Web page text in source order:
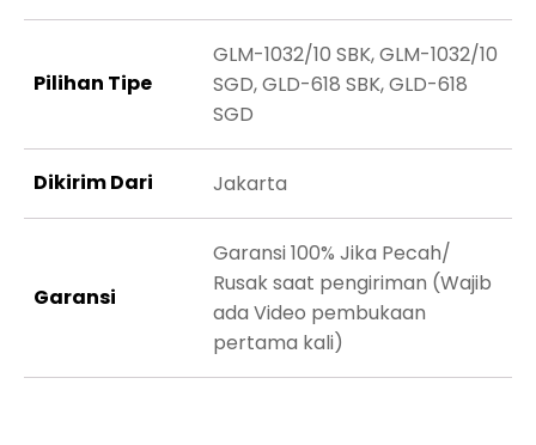
Pilihan Tipe
GLM-1032/10 SBK, GLM-1032/10
SGD, GLD-618 SBK, GLD-618
SGD
Dikirim Dari Jakarta
Garansi
Garansi 100% Jika Pecah/
Rusak saat pengiriman (Wajib
ada Video pembukaan
pertama kali)